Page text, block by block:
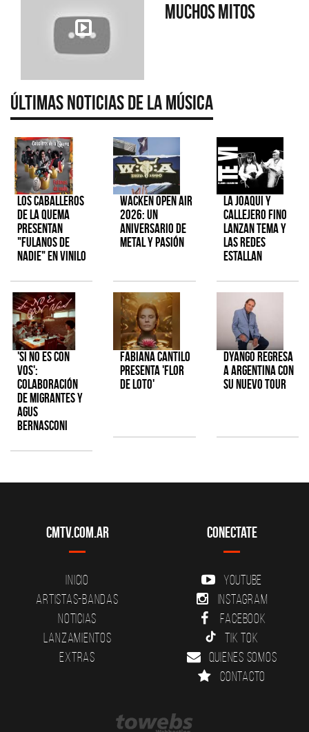
Muchos mitos
Últimas Noticias de la Música
Los Caballeros
de la Quema
presentan
"Fulanos de
Nadie" en vinilo
Wacken Open Air
2026: Un
aniversario de
metal y pasión
La Joaqui y
Callejero Fino
lanzan tema y
las redes
estallan
'Si No Es Con
Vos':
colaboración
de Migrantes y
Agus
Bernasconi
Fabiana Cantilo
presenta 'Flor
de Loto'
Dyango regresa
a Argentina con
su nuevo tour
CMTV.com.ar
Inicio
Artistas-Bandas
Noticias
Lanzamientos
Extras
Conectate
YouTube
Instagram
Facebook
Tik Tok
Quienes somos
Contacto